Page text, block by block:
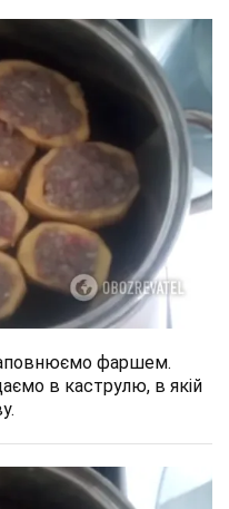
фаршем.
в каструлю, в якій